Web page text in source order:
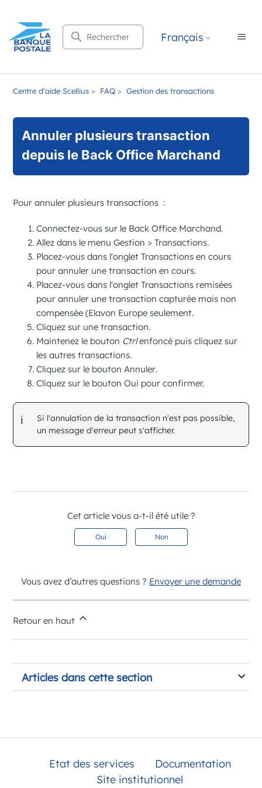
Recherche Français
Centre d'aide Scellius FAQ Gestion des transactions
Annuler plusieurs transaction
depuis le Back Office Marchand
Pour annuler plusieurs transactions :
Connectez-vous sur le Back Office Marchand.
Allez dans le menuGestion >Transactions.
Placez-vous dans l'ongletTransactions en cours
pour annuler une transaction en cours.
Placez-vous dans l'ongletTransactions remisées
pour annuler une transaction capturée mais non
compensée (Elavon Europe seulement.
Cliquez sur une transaction.
Maintenez le bouton Ctrlenfoncé puis cliquez sur
les autres transactions.
Cliquez sur le boutonAnnuler.
Cliquez sur le boutonOui pour confirmer.
Si l'annulation de la transaction n'est pas possible,
un message d'erreur peut s'afficher.
Cet article vous a-t-il été utile ?
Oui Non
Vous avez d’autres questions ? Envoyer une demande
Retour en haut
Articles dans cette section
Etat des services
Documentation
Site institutionnel